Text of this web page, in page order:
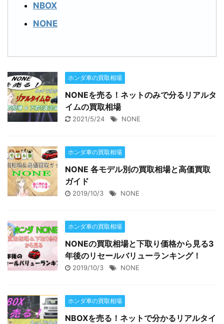
NBOX
NONE
ホンダ車の買取相場
NONEを売る！ネットのみで分るリアルタ
イムの買取相場
2021/5/24 NONE
ホンダ車の買取相場
NONE 各モデル別の買取相場と高価買取
ガイド
2019/10/3 NONE
ホンダ車の買取相場
NONEの買取相場と下取り価格から見る3
年後のリセールバリューランキング！
2019/10/3 NONE
ホンダ車の買取相場
NBOXを売る！ネットで分かるリアルタイ